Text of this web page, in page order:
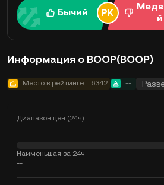
Бычий
й
Информация о BOOP(BOOP)
Место в рейтинге 6342 --
Диапазон цен (24ч)
Наименьшая за 24ч
--